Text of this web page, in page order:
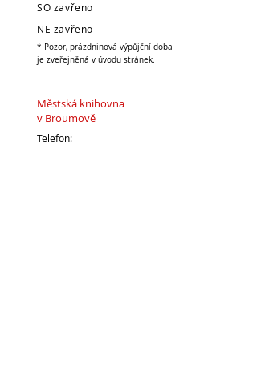
SO zavřeno
NE zavřeno
* Pozor, prázdninová výpůjční doba
je zveřejněná v úvodu stránek.
Městská knihovna
v Broumově
Telefon:
491 504 270 (kancelář)